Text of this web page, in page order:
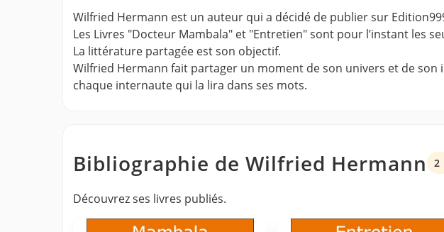
Wilfried Hermann est un auteur qui a décidé de publier sur
Les Livres "Docteur Mambala" et "Entretien" sont pour l’instant les
La littérature partagée est son objectif.
Wilfried Hermann fait partager un moment de son univers et de
chaque internaute qui la lira dans ses mots.
Bibliographie de Wilfried Hermann 2
Découvrez ses livres publiés.